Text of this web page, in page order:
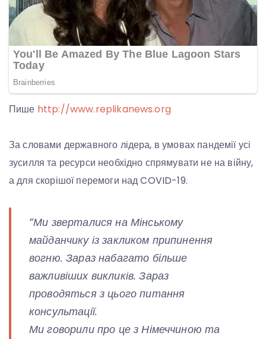
Пише http://www.replikanews.org
За словами державного лідера, в умовах пандемії усі
зусилля та ресурси необхідно спрямувати не на війну,
а для скорішої перемоги над COVID-19.
“Ми зверталися на Мінському
майданчику із закликом припинення
вогню. Зараз набагато більше
важливіших викликів. Зараз
проводяться з цього питання
консультації.
Ми говорили про це з Німеччиною та